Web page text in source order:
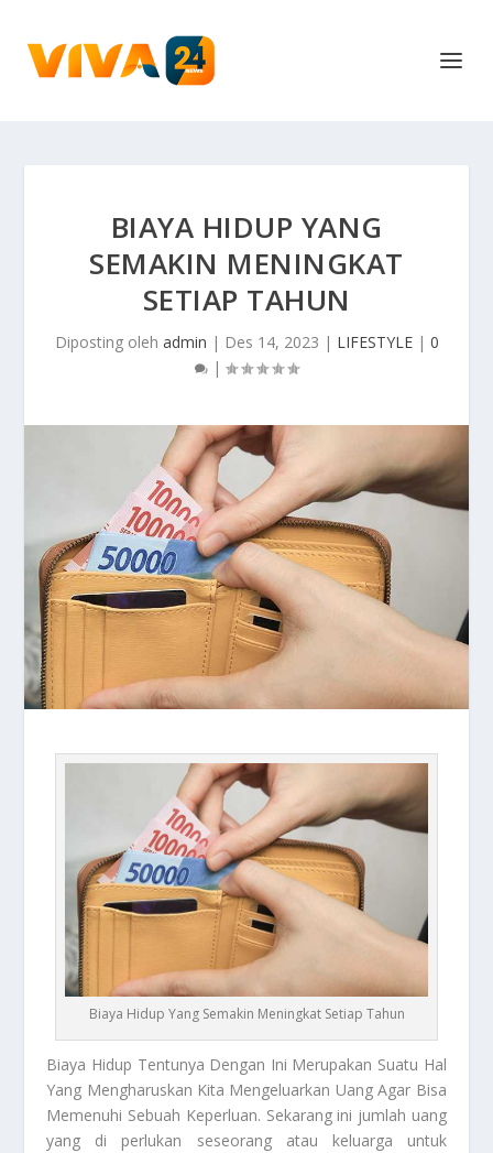
BIAYA HIDUP YANG
SEMAKIN MENINGKAT
SETIAP TAHUN
Diposting oleh admin | Des 14, 2023 | LIFESTYLE| 0
|
Biaya Hidup Yang Semakin Meningkat Setiap Tahun
Biaya Hidup Tentunya Dengan Ini Merupakan Suatu Hal
Yang Mengharuskan Kita Mengeluarkan Uang Agar Bisa
Memenuhi Sebuah Keperluan. Sekarang ini jumlah uang
yang di perlukan seseorang atau keluarga untuk